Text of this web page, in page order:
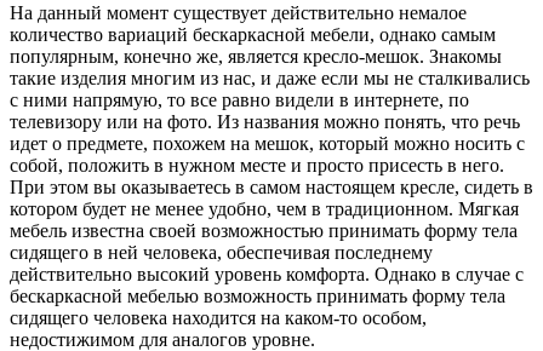
На данный момент существует действительно немалое
количество вариаций бескаркасной мебели, однако самым
популярным, конечно же, является кресло-мешок. Знакомы
такие изделия многим из нас, и даже если мы не сталкивались
с ними напрямую, то все равно видели в интернете, по
телевизору или на фото. Из названия можно понять, что речь
идет о предмете, похожем на мешок, который можно носить с
собой, положить в нужном месте и просто присесть в него.
При этом вы оказываетесь в самом настоящем кресле, сидеть в
котором будет не менее удобно, чем в традиционном. Мягкая
мебель известна своей возможностью принимать форму тела
сидящего в ней человека, обеспечивая последнему
действительно высокий уровень комфорта. Однако в случае с
бескаркасной мебелью возможность принимать форму тела
сидящего человека находится на каком-то особом,
недостижимом для аналогов уровне.